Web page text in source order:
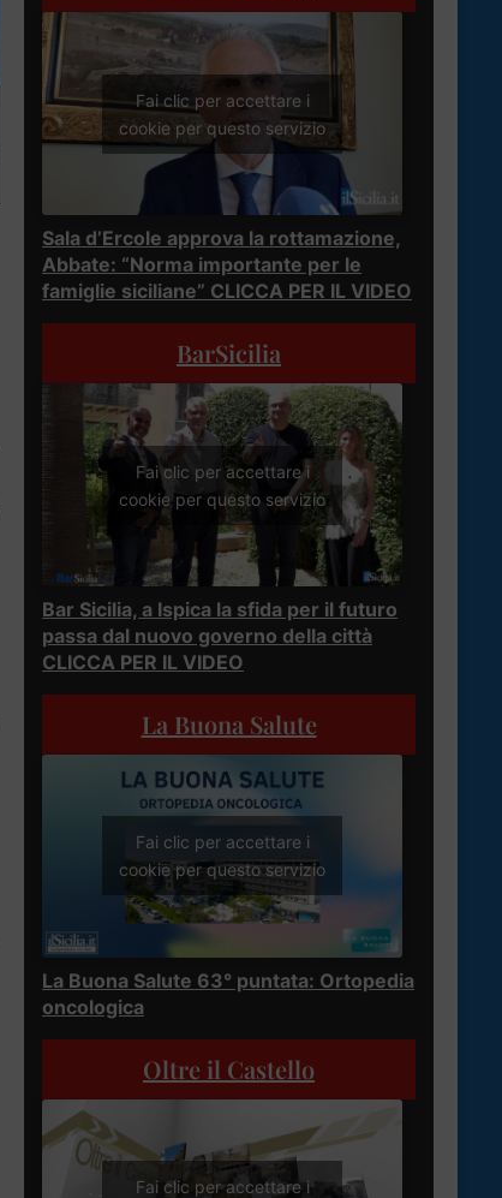
Fai clic per accettare i
cookie per questo servizio
Sala d’Ercole approva la rottamazione,
Abbate: “Norma importante per le
famiglie siciliane” CLICCA PER IL VIDEO
BarSicilia
Fai clic per accettare i
cookie per questo servizio
Bar Sicilia, a Ispica la sfida per il futuro
passa dal nuovo governo della città
CLICCA PER IL VIDEO
La Buona Salute
Fai clic per accettare i
cookie per questo servizio
La Buona Salute 63° puntata: Ortopedia
oncologica
Oltre il Castello
Fai clic per accettare i